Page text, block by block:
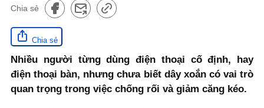
Chia sẻ
Chia sẻ
Nhiều người từng dùng điện thoại cố định, hay
điện thoại bàn, nhưng chưa biết dây xoắn có vai trò
quan trọng trong việc chống rối và giảm căng kéo.